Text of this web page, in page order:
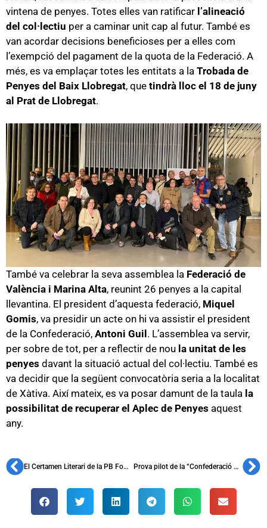
vintena de penyes. Totes elles van ratificar l’alineació
del col·lectiu per a caminar unit cap al futur. També es
van acordar decisions beneficioses per a elles com
l’exempció del pagament de la quota de la Federació. A
més, es va emplaçar totes les entitats a la Trobada de
Penyes del Baix Llobregat, que tindrà lloc el 18 de juny
al Prat de Llobregat.
També va celebrar la seva assemblea la Federació de
València i Marina Alta, reunint 26 penyes a la capital
llevantina. El president d’aquesta federació, Miquel
Gomis, va presidir un acte on hi va assistir el president
de la Confederació, Antoni Guil . L’assemblea va servir,
per sobre de tot, per a reflectir de nou la unitat de les
penyes davant la situació actual del col·lectiu. També es
va decidir que la següent convocatòria seria a la localitat
de Xàtiva. Així mateix, es va posar damunt de la taula la
possibilitat de recuperar el Aplec de Penyes aquest
any.
El Certamen Literari de la PB Foment Martinenc rep 40 relats a concurs Prova pilot de la “Confederació Desplaçaments Experience” a València